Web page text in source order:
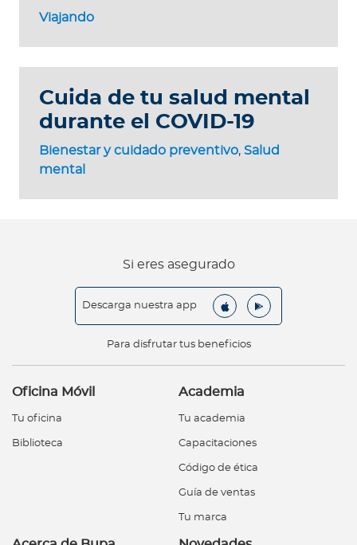
Viajando
Bienestar y cuidado preventivo, Salud
mental
Cuida de tu salud mental
durante el COVID-19
Si eres asegurado
Descarga nuestra app
Para disfrutar tus beneficios
Oficina Móvil
Tu oficina
Biblioteca
Academia
Tu academia
Capacitaciones
Código de ética
Guía de ventas
Tu marca